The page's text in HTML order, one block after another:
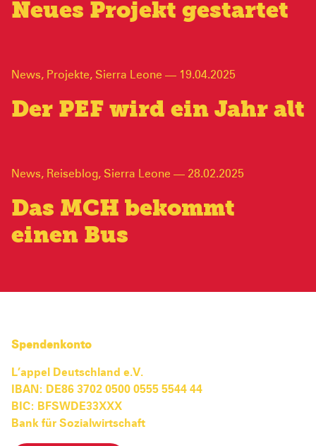
Neues Projekt gestartet
News, Projekte, Sierra Leone — 19.04.2025
Der PEF wird ein Jahr alt
News, Reiseblog, Sierra Leone — 28.02.2025
Das MCH bekommt
einen Bus
Spendenkonto
L’appel Deutschland e.V.
IBAN: DE86 3702 0500 0555 5544 44
BIC: BFSWDE33XXX
Bank für Sozialwirtschaft